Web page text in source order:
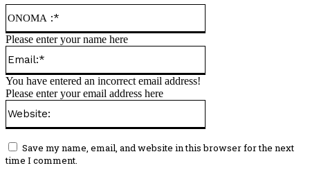
Please enter your name here
You have entered an incorrect email address!
Please enter your email address here
Save my name, email, and website in this browser for the next
time I comment.